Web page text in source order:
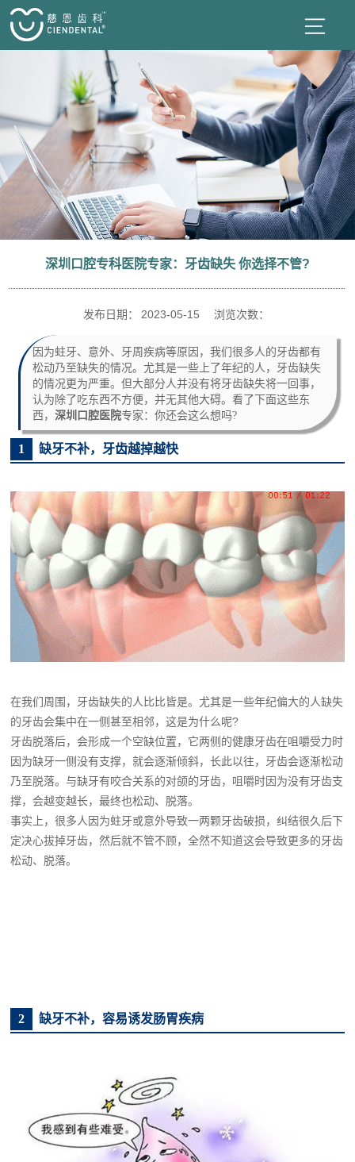
深圳口腔专科医院专家：牙齿缺失 你选择不管?
发布日期： 2023-05-15 浏览次数：
因为蛀牙、意外、牙周疾病等原因，我们很多人的牙齿都有
松动乃至缺失的情况。尤其是一些上了年纪的人，牙齿缺失
的情况更为严重。但大部分人并没有将牙齿缺失将一回事，
认为除了吃东西不方便，并无其他大碍。看了下面这些东
西，深圳口腔医院专家：你还会这么想吗?
1 缺牙不补，牙齿越掉越快
在我们周围，牙齿缺失的人比比皆是。尤其是一些年纪偏大的人缺失
的牙齿会集中在一侧甚至相邻，这是为什么呢?
牙齿脱落后，会形成一个空缺位置，它两侧的健康牙齿在咀嚼受力时
因为缺牙一侧没有支撑，就会逐渐倾斜，长此以往，牙齿会逐渐松动
乃至脱落。与缺牙有咬合关系的对颌的牙齿，咀嚼时因为没有牙齿支
撑，会越变越长，最终也松动、脱落。
事实上，很多人因为蛀牙或意外导致一两颗牙齿破损，纠结很久后下
定决心拔掉牙齿，然后就不管不顾，全然不知道这会导致更多的牙齿
松动、脱落。
2 缺牙不补，容易诱发肠胃疾病